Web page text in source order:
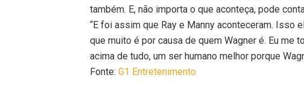
também. E, não importa o que aconteça, pode
“E foi assim que Ray e Manny aconteceram. Isso
que muito é por causa de quem Wagner é. Eu me
acima de tudo, um ser humano melhor porque
Fonte:G1 Entretenimento